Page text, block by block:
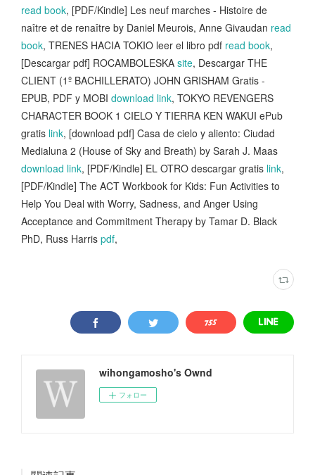
read book, [PDF/Kindle] Les neuf marches - Histoire de
naître et de renaître by Daniel Meurois, Anne Givaudan read
book, TRENES HACIA TOKIO leer el libro pdf read book,
[Descargar pdf] ROCAMBOLESKA site, Descargar THE
CLIENT (1º BACHILLERATO) JOHN GRISHAM Gratis -
EPUB, PDF y MOBI download link, TOKYO REVENGERS
CHARACTER BOOK 1 CIELO Y TIERRA KEN WAKUI ePub
gratis link, [download pdf] Casa de cielo y aliento: Ciudad
Medialuna 2 (House of Sky and Breath) by Sarah J. Maas
download link, [PDF/Kindle] EL OTRO descargar gratis link,
[PDF/Kindle] The ACT Workbook for Kids: Fun Activities to
Help You Deal with Worry, Sadness, and Anger Using
Acceptance and Commitment Therapy by Tamar D. Black
PhD, Russ Harris pdf,
wihongamosho's Ownd
フォロー